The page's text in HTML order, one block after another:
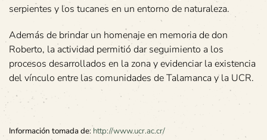
serpientes y los tucanes en un entorno de naturaleza.
Además de brindar un homenaje en memoria de don
Roberto, la actividad permitió dar seguimiento a los
procesos desarrollados en la zona y evidenciar la existencia
del vínculo entre las comunidades de Talamanca y la UCR.
Información tomada de: http://www.ucr.ac.cr/